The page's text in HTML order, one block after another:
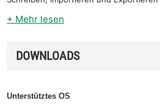
+ Mehr lesen
DOWNLOADS
Unterstütztes OS